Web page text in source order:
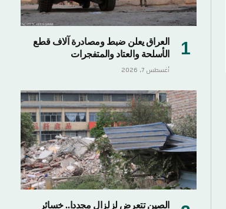
العراق يعلن ضبط ومصادرة آلاف قطع
الأسلحة والعتاد والمتفجرات
أغسطس 7, 2026
الصين تتعرض لزلزال مجددا.. خسائر